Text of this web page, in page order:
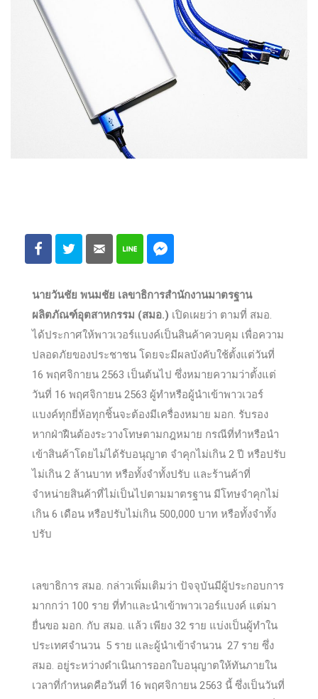
นายวันชัย พนมชัย เลขาธิการสำนักงานมาตรฐาน
ผลิตภัณฑ์อุตสาหกรรม (สมอ.) เปิดเผยว่า ตามที่ สมอ.
ได้ประกาศให้พาวเวอร์แบงค์เป็นสินค้าควบคุม เพื่อความ
ปลอดภัยของประชาชน โดยจะมีผลบังคับใช้ตั้งแต่วันที่
16 พฤศจิกายน 2563 เป็นต้นไป ซึ่งหมายความว่าตั้งแต่
วันที่ 16 พฤศจิกายน 2563 ผู้ทำหรือผู้นำเข้าพาวเวอร์
แบงค์ทุกยี่ห้อทุกชิ้นจะต้องมีเครื่องหมาย มอก. รับรอง
หากฝ่าฝืนต้องระวางโทษตามกฎหมาย กรณีที่ทำหรือนำ
เข้าสินค้าโดยไม่ได้รับอนุญาต จำคุกไม่เกิน 2 ปี หรือปรับ
ไม่เกิน 2 ล้านบาท หรือทั้งจำทั้งปรับ และร้านค้าที่
จำหน่ายสินค้าที่ไม่เป็นไปตามมาตรฐาน มีโทษจำคุกไม่
เกิน 6 เดือน หรือปรับไม่เกิน 500,000 บาท หรือทั้งจำทั้ง
ปรับ
เลขาธิการ สมอ. กล่าวเพิ่มเติมว่า ปัจจุบันมีผู้ประกอบการ
มากกว่า 100 ราย ที่ทำและนำเข้าพาวเวอร์แบงค์ แต่มา
ยื่นขอ มอก. กับ สมอ. แล้ว เพียง 32 ราย แบ่งเป็นผู้ทำใน
ประเทศจำนวน 5 ราย และผู้นำเข้าจำนวน 27 ราย ซึ่ง
สมอ. อยู่ระหว่างดำเนินการออกใบอนุญาตให้ทันภายใน
เวลาที่กำหนดคือวันที่ 16 พฤศจิกายน 2563 นี้ ซึ่งเป็นวันที่